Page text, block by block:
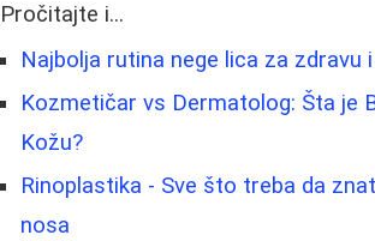
Pročitajte i...
Najbolja rutina nege lica za zdravu
Kozmetičar vs Dermatolog: Šta je
Kožu?
Rinoplastika - Sve što treba da
nosa